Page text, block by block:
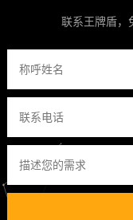
联系王牌盾，